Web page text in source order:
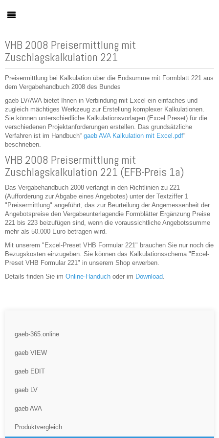
VHB 2008 Preisermittlung mit
Zuschlagskalkulation 221
Preisermittlung bei Kalkulation über die Endsumme mit Formblatt 221 aus
dem Vergabehandbuch 2008 des Bundes
gaeb LV/AVA bietet Ihnen in Verbindung mit Excel ein einfaches und
zugleich mächtiges Werkzeug zur Erstellung komplexer Kalkulationen.
Sie können unterschiedliche Kalkulationsvorlagen (Excel Preset) für die
verschiedenen Projektanforderungen erstellen. Das grundsätzliche
Verfahren ist im Handbuch“ gaeb AVA Kalkulation mit Excel.pdf“
beschrieben.
VHB 2008 Preisermittlung mit
Zuschlagskalkulation 221 (EFB-Preis 1a)
Das Vergabehandbuch 2008 verlangt in den Richtlinien zu 221
(Aufforderung zur Abgabe eines Angebotes) unter der Textziffer 1
"Preisermittlung" angeführt, das zur Beurteilung der Angemessenheit der
Angebotspreise den Vergabeunterlagendie Formblätter Ergänzung Preise
221 bis 223 beizufügen sind, wenn die voraussichtliche Angebotssumme
mehr als 50.000 Euro betragen wird.
Mit unserem "Excel-Preset VHB Formular 221" brauchen Sie nur noch die
Bezugskosten einzugeben. Sie können das Kalkulationsschema "Excel-
Preset VHB Formular 221" in unserem Shop erwerben.
Details finden Sie im Online-Handuch oder im Download.
gaeb-365.online
gaeb VIEW
gaeb EDIT
gaeb LV
gaeb AVA
Produktvergleich